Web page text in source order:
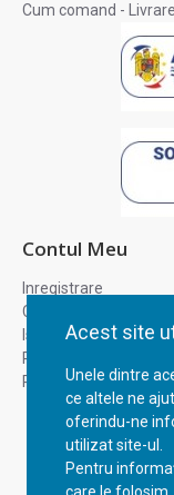
Acest site
Unele dintre
ce altele ne
oferindu-ne
utilizat site-ul.
Pentru
Cum comand - Livrare
Contul Meu
Inregistrare
Contul meu
Istoric comenzi
Recuperare parola
Returnare produs